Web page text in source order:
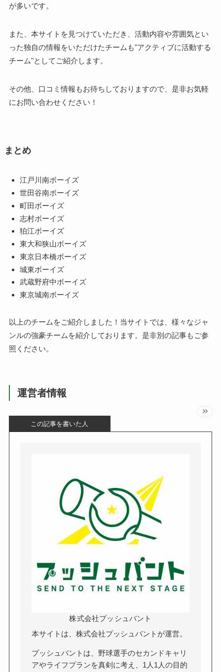
が多いです。
また、本サイトを見つけていただき、活動内容や雰囲気とい
った独自の情報をいただけたチームも"アクティブに活動する
チーム"としてご紹介します。
その他、口コミ情報もお待ちしておりますので、是非お気軽
にお問い合わせください！
まとめ
江戸川南ボーイズ
世田谷南ボーイズ
町田ボーイズ
志村ボーイズ
狛江ボーイズ
東大和狭山ボーイズ
東京日本橋ボーイズ
城東ボーイズ
武蔵野府中ボーイズ
東京城南ボーイズ
以上のチームをご紹介しました！当サイトでは、様々なジャ
ンルの強豪チームを紹介しております。是非別の記事もご参
照ください。
運営者情報
この記事を書いた人
株式会社プッシュバント
本サイトは、株式会社プッシュバントが運営。
プッシュバントは、野球選手のセカンドキャリ
アやライフプランを真剣に考え、1人1人の目的